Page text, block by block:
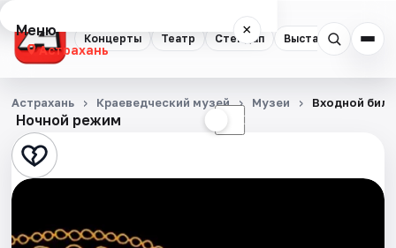
Концерты Театр Стендап Выставки
Меню ×
Астрахань
Концерты
Театр
Стендап
Ночной режим ☾
Астрахань Краеведческий музей Музеи Входной